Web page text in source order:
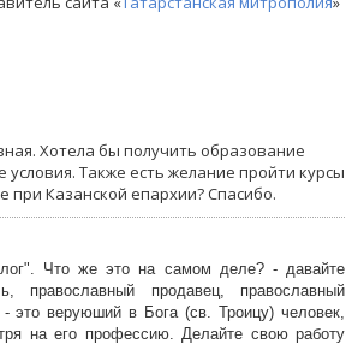
Хотела бы получить образование
Также есть желание пройти курсы
при Казанской епархии? Спасибо.
Что же это на самом деле? - давайте
православный продавец, православный
веруюший в Бога (св. Троицу) человек,
на его профессию. Делайте свою работу